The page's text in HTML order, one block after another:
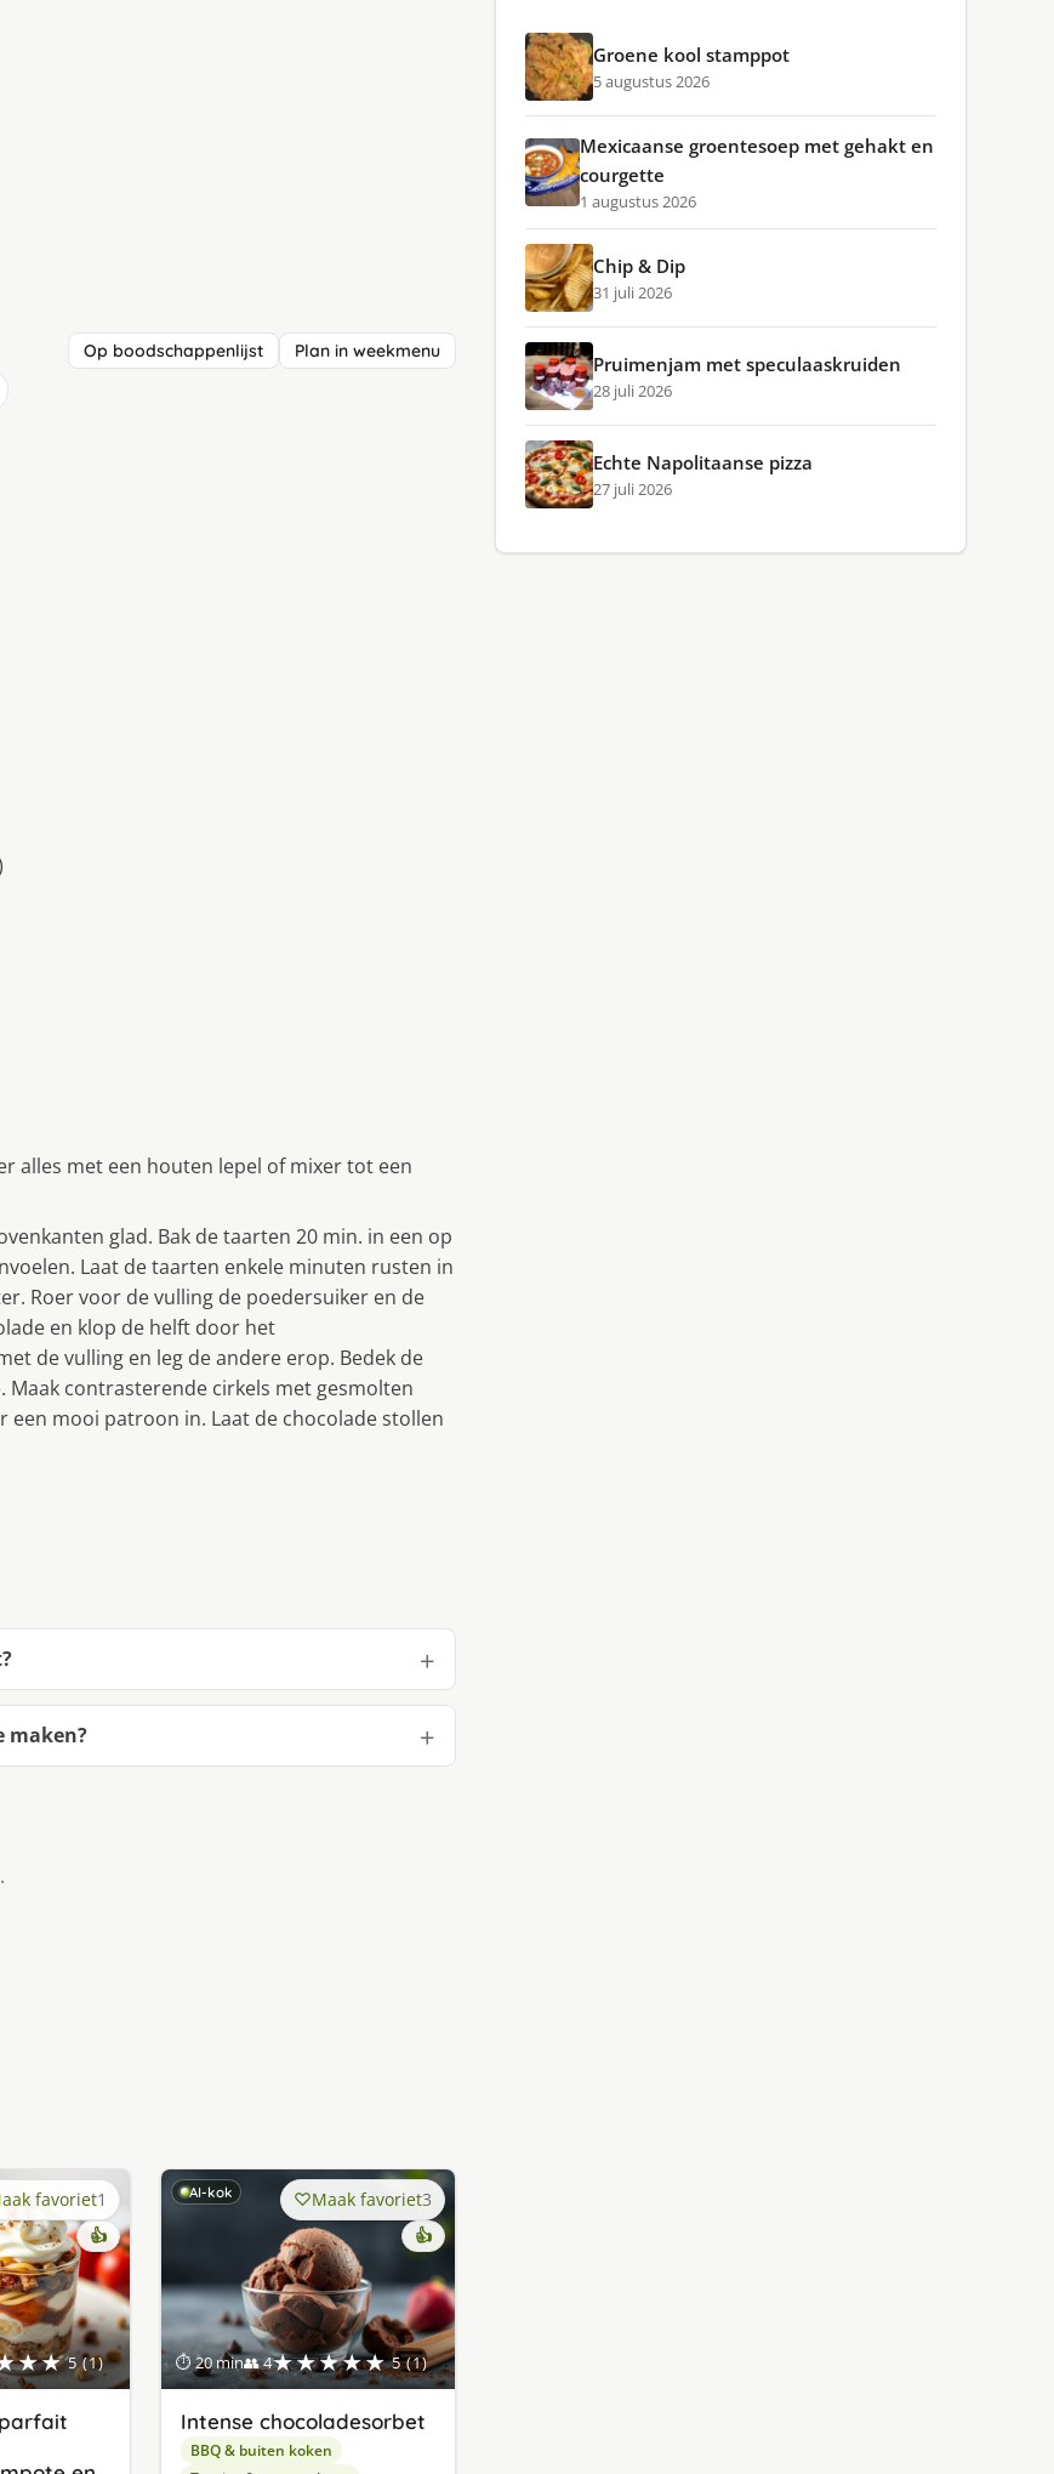
Op boodschappenlijst Plan in weekmenu
alles met een houten lepel of mixer tot een
glad. Bak de taarten 20 min. in een op
Laat de taarten enkele minuten rusten in
Roer voor de vulling de poedersuiker en de
en klop de helft door het
de vulling en leg de andere erop. Bedek de
contrasterende cirkels met gesmolten
mooi patroon in. Laat de chocolade stollen
maken?
5 (1)
favoriet1
👍
AI-kok
⏱ 20 min👥 4★★★★★ 5 (1)
Maak favoriet3
👍
Intense chocoladesorbet
BBQ & buiten koken
Groene kool stamppot
5 augustus 2026
Mexicaanse groentesoep met gehakt en
courgette
1 augustus 2026
Chip & Dip
31 juli 2026
Pruimenjam met speculaaskruiden
28 juli 2026
Echte Napolitaanse pizza
27 juli 2026